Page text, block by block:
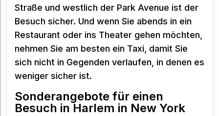
Straße und westlich der Park Avenue ist der
Besuch sicher. Und wenn Sie abends in ein
Restaurant oder ins Theater gehen möchten,
nehmen Sie am besten ein Taxi, damit Sie
sich nicht in Gegenden verlaufen, in denen es
weniger sicher ist.
Sonderangebote für einen
Besuch in Harlem in New York